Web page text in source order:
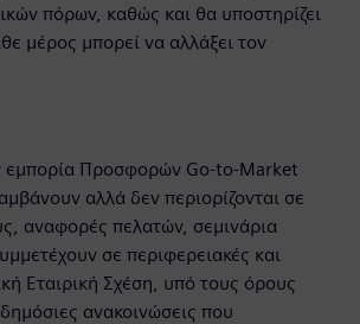
πόρων, καθώς και θα υποστηρίζει
μέρος μπορεί να αλλάξει τον
εμπορία Προσφορών Go‑to‑Market
αλλά δεν περιορίζονται σε
αναφορές πελατών, σεμινάρια
σε περιφερειακές και
Εταιρική Σχέση, υπό τους όρους
ανακοινώσεις που